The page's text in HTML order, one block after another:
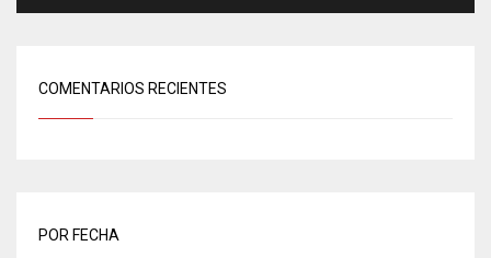
COMENTARIOS RECIENTES
POR FECHA